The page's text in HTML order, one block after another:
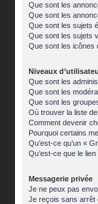
Que sont les
Que sont les
Que sont les sujets
Que sont les sujets
Que sont les icônes
Niveaux
Que sont les
Que sont les
Que sont les
Où trouver la liste
Comment devenir
Pourquoi certains
Qu’est-ce qu’un «
Qu’est-ce que le
Messagerie privée
Je ne peux pas
Je reçois sans arrêt